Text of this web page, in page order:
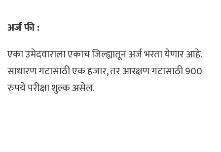
अर्ज फी :
एका उमेदवाराला एकाच जिल्ह्यातून अर्ज भरता येणार आहे.
साधारण गटासाठी एक हजार, तर आरक्षण गटासाठी 900
रुपये परीक्षा शुल्क असेल.